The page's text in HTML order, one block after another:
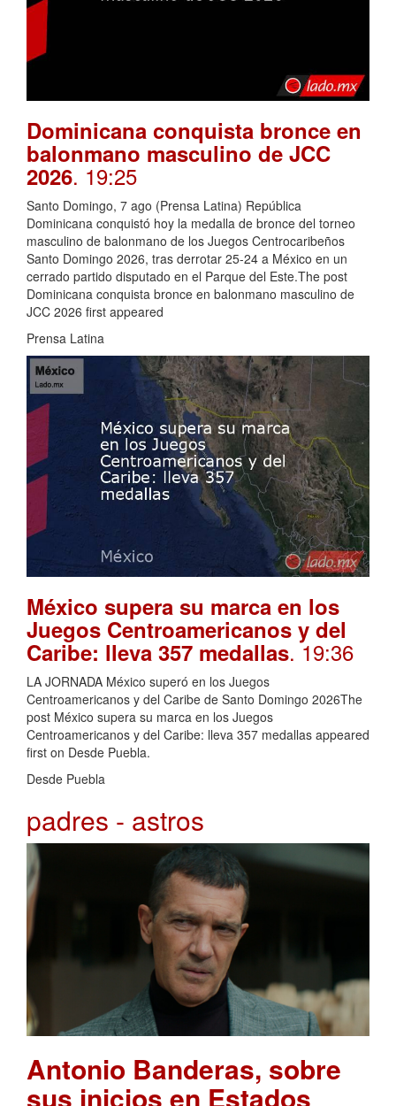
Dominicana conquista bronce en
balonmano masculino de JCC
2026. 19:25
Santo Domingo, 7 ago (Prensa Latina) República
Dominicana conquistó hoy la medalla de bronce del torneo
masculino de balonmano de los Juegos Centrocaribeños
Santo Domingo 2026, tras derrotar 25-24 a México en un
cerrado partido disputado en el Parque del Este.The post
Dominicana conquista bronce en balonmano masculino de
JCC 2026 first appeared
Prensa Latina
México supera su marca en los
Juegos Centroamericanos y del
Caribe: lleva 357 medallas. 19:36
LA JORNADA México superó en los Juegos
Centroamericanos y del Caribe de Santo Domingo 2026The
post México supera su marca en los Juegos
Centroamericanos y del Caribe: lleva 357 medallas appeared
first on Desde Puebla.
Desde Puebla
padres - astros
Antonio Banderas, sobre
sus inicios en Estados